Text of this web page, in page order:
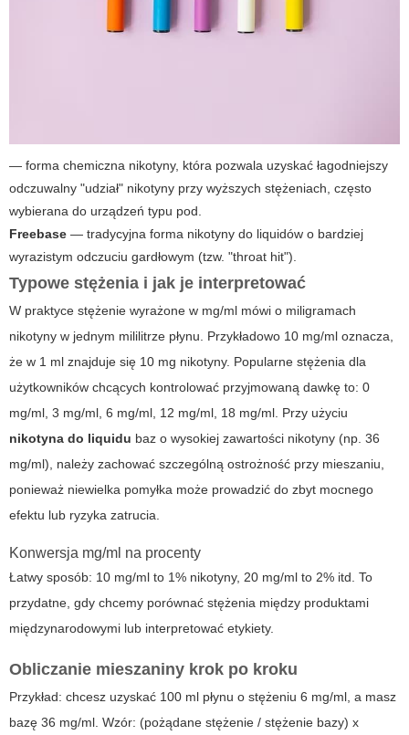
— forma chemiczna nikotyny, która pozwala uzyskać łagodniejszy
odczuwalny "udział" nikotyny przy wyższych stężeniach, często
wybierana do urządzeń typu pod.
Freebase — tradycyjna forma nikotyny do liquidów o bardziej
wyrazistym odczuciu gardłowym (tzw. "throat hit").
Typowe stężenia i jak je interpretować
W praktyce stężenie wyrażone w mg/ml mówi o miligramach
nikotyny w jednym mililitrze płynu. Przykładowo 10 mg/ml oznacza,
że w 1 ml znajduje się 10 mg nikotyny. Popularne stężenia dla
użytkowników chcących kontrolować przyjmowaną dawkę to: 0
mg/ml, 3 mg/ml, 6 mg/ml, 12 mg/ml, 18 mg/ml. Przy użyciu
nikotyna do liquidu baz o wysokiej zawartości nikotyny (np. 36
mg/ml), należy zachować szczególną ostrożność przy mieszaniu,
ponieważ niewielka pomyłka może prowadzić do zbyt mocnego
efektu lub ryzyka zatrucia.
Konwersja mg/ml na procenty
Łatwy sposób: 10 mg/ml to 1% nikotyny, 20 mg/ml to 2% itd. To
przydatne, gdy chcemy porównać stężenia między produktami
międzynarodowymi lub interpretować etykiety.
Obliczanie mieszaniny krok po kroku
Przykład: chcesz uzyskać 100 ml płynu o stężeniu 6 mg/ml, a masz
bazę 36 mg/ml. Wzór: (pożądane stężenie / stężenie bazy) x